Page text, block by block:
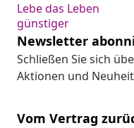
Lebe das Leben
günstiger
Newsletter
Schließen Sie sich
Aktionen und
Vom Vertrag